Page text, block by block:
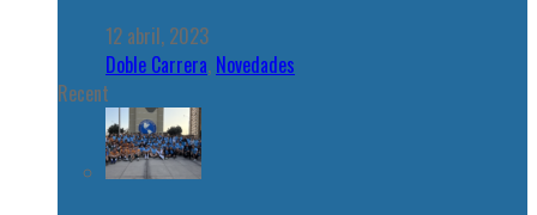
12 abril, 2023
Doble Carrera, Novedades
Recent